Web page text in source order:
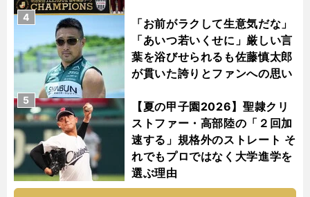
「お前がラクして生意気だな」
「あいつ若いくせに」厳しい言
葉を浴びせられるも佐藤慎太郎
が貫いた誇りとファンへの思い
4
【夏の甲子園2026】聖隷クリ
ストファー・高部陸の「２回加
速する」規格外のストレート そ
れでもプロではなく大学進学を
選ぶ理由
5